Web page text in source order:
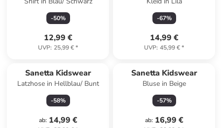
-50%
12,99 €
UVP: 25,99 €*
-67%
14,99 €
UVP: 45,99 €*
Sanetta Kidswear
Latzhose in Hellblau/ Bunt
-58%
ab: 14,99 €
Sanetta Kidswear
Bluse in Beige
-57%
ab: 16,99 €